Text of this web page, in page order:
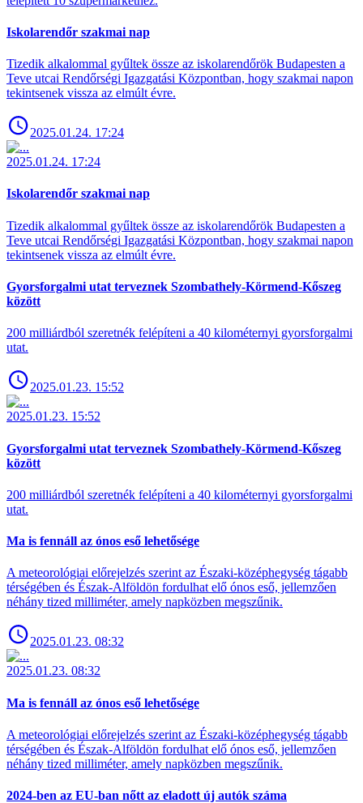
Iskolarendőr szakmai nap
Tizedik alkalommal gyűltek össze az iskolarendőrök Budapesten a
Teve utcai Rendőrségi Igazgatási Központban, hogy szakmai napon
tekintsenek vissza az elmúlt évre.
2025.01.24. 17:24
2025.01.24. 17:24
Iskolarendőr szakmai nap
Tizedik alkalommal gyűltek össze az iskolarendőrök Budapesten a
Teve utcai Rendőrségi Igazgatási Központban, hogy szakmai napon
tekintsenek vissza az elmúlt évre.
Gyorsforgalmi utat terveznek Szombathely-Körmend-Kőszeg
között
200 milliárdból szeretnék felépíteni a 40 kilométernyi gyorsforgalmi
utat.
2025.01.23. 15:52
2025.01.23. 15:52
Gyorsforgalmi utat terveznek Szombathely-Körmend-Kőszeg
között
200 milliárdból szeretnék felépíteni a 40 kilométernyi gyorsforgalmi
utat.
Ma is fennáll az ónos eső lehetősége
A meteorológiai előrejelzés szerint az Északi-középhegység tágabb
térségében és Észak-Alföldön fordulhat elő ónos eső, jellemzően
néhány tized milliméter, amely napközben megszűnik.
2025.01.23. 08:32
2025.01.23. 08:32
Ma is fennáll az ónos eső lehetősége
A meteorológiai előrejelzés szerint az Északi-középhegység tágabb
térségében és Észak-Alföldön fordulhat elő ónos eső, jellemzően
néhány tized milliméter, amely napközben megszűnik.
2024-ben az EU-ban nőtt az eladott új autók száma